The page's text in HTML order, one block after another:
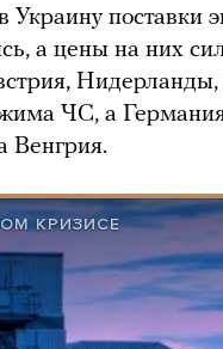
поставки
а цены на них
ЧС, а
Венгрия.
КРИЗИСЕ